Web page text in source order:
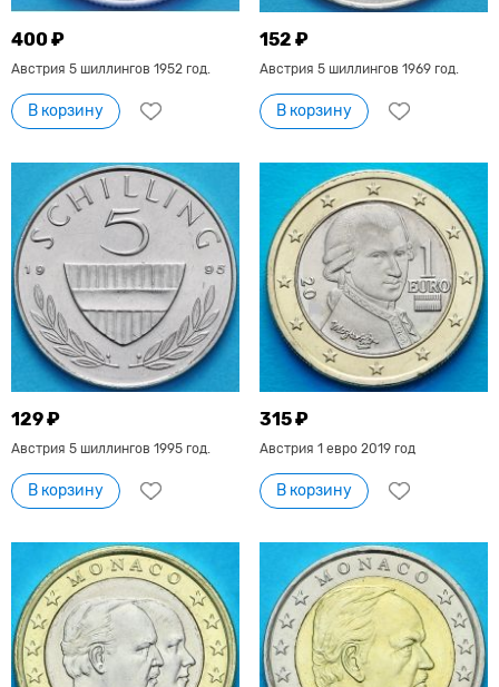
400 ₽
Австрия 5 шиллингов 1952 год.
В корзину
152 ₽
Австрия 5 шиллингов 1969 год.
В корзину
129 ₽
Австрия 5 шиллингов 1995 год.
В корзину
315 ₽
Австрия 1 евро 2019 год
В корзину